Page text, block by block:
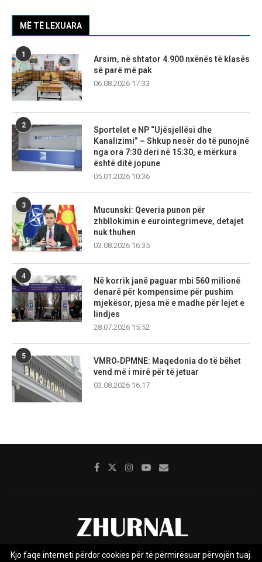
MË TË LEXUARA
1
Arsim, në shtator 4.900 nxënës të klasës
së parë më pak
06.08.2026 17:33
2
Sportelet e NP “Ujësjellësi dhe
Kanalizimi” – Shkup nesër do të punojnë
nga ora 7:30 deri në 15:30, e mërkura
është ditë jopune
05.01.2026 10:36
3
Mucunski: Qeveria punon për
zhbllokimin e eurointegrimeve, detajet
nuk thuhen
03.08.2026 16:35
4
Në korrik janë paguar mbi 560 milionë
denarë për kompensime për pushim
mjekësor, pjesa më e madhe për lejet e
lindjes
28.07.2026 15:52
5
VMRO‑DPMNE: Maqedonia do të bëhet
vend më i mirë për të jetuar
03.08.2026 16:17
Kjo faqe interneti përdor cookies për të përmirësuar përvojën tuaj.